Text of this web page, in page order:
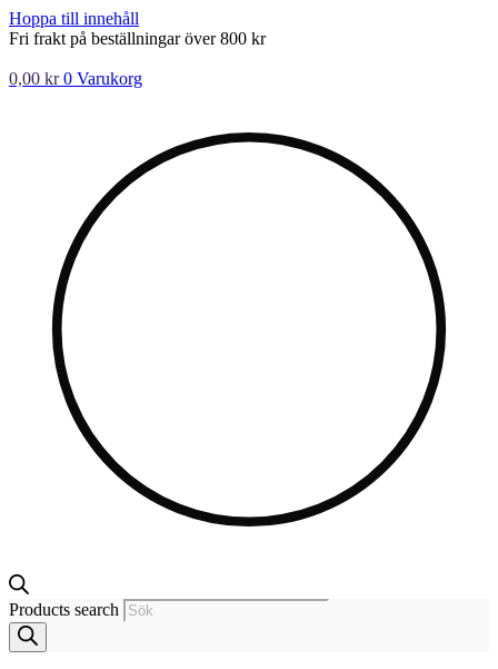
Hoppa till innehåll
Fri frakt på beställningar över 800 kr
0,00 kr 0 Varukorg
Products search